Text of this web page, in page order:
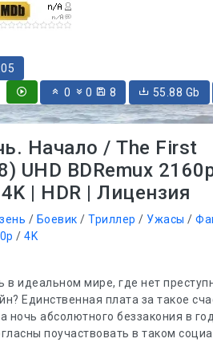
0
0 8 55.88 Gb
Начало / The First
UHD BDRemux
| HDR | Лицензия
/ Боевик /Триллер / Ужасы /
/4K
в идеальном мире, где нет
Единственная плата за такое
ночь абсолютного беззакония в
поучаствовать в таком